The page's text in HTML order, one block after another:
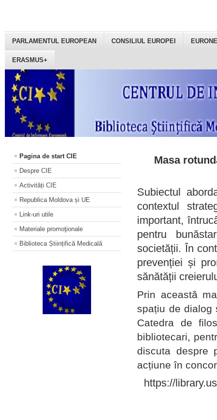
PARLAMENTUL EUROPEAN CONSILIUL EUROPEI
ERASMUS+
Pagina de start CIE
Despre CIE
Activități CIE
Republica Moldova și UE
Link-uri utile
Materiale promoţionale
Biblioteca Științifică Medicală
Masa
Subiectul
contextul
important,
pentru
societății. În
prevenției și
sănătății
Prin această
spațiu de dialog
Catedra de
bibliotecari,
discuta despre
acțiune în
https://